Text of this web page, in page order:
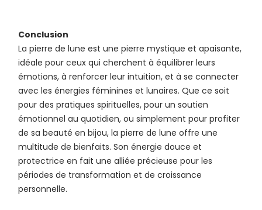
Conclusion
La pierre de lune est une pierre mystique et apaisante,
idéale pour ceux qui cherchent à équilibrer leurs
émotions, à renforcer leur intuition, et à se connecter
avec les énergies féminines et lunaires. Que ce soit
pour des pratiques spirituelles, pour un soutien
émotionnel au quotidien, ou simplement pour profiter
de sa beauté en bijou, la pierre de lune offre une
multitude de bienfaits. Son énergie douce et
protectrice en fait une alliée précieuse pour les
périodes de transformation et de croissance
personnelle.